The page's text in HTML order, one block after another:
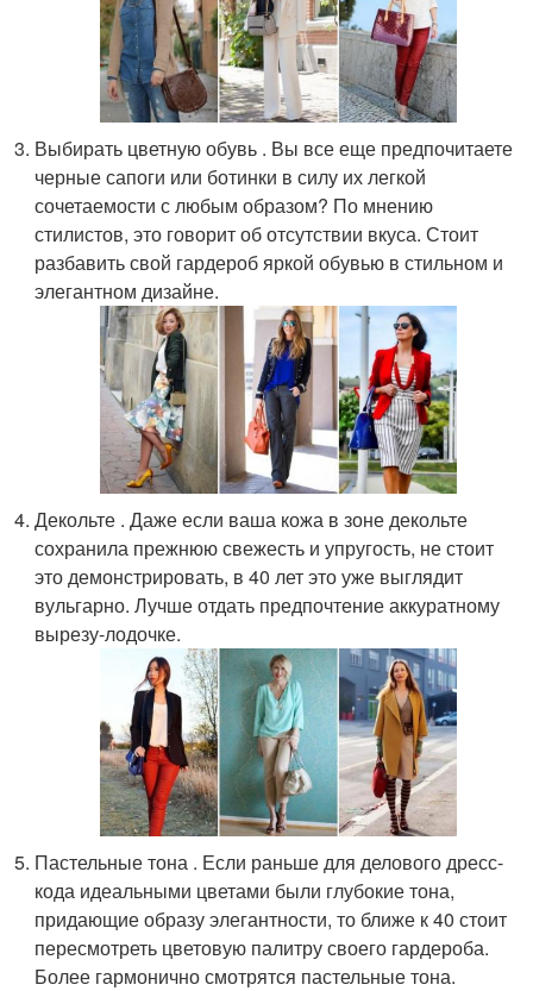
Выбирать цветную обувь . Вы все еще предпочитаете
черные сапоги или ботинки в силу их легкой
сочетаемости с любым образом? По мнению
стилистов, это говорит об отсутствии вкуса. Стоит
разбавить свой гардероб яркой обувью в стильном и
элегантном дизайне.
Декольте . Даже если ваша кожа в зоне декольте
сохранила прежнюю свежесть и упругость, не стоит
это демонстрировать, в 40 лет это уже выглядит
вульгарно. Лучше отдать предпочтение аккуратному
вырезу-лодочке.
Пастельные тона . Если раньше для делового дресс-
кода идеальными цветами были глубокие тона,
придающие образу элегантности, то ближе к 40 стоит
пересмотреть цветовую палитру своего гардероба.
Более гармонично смотрятся пастельные тона.